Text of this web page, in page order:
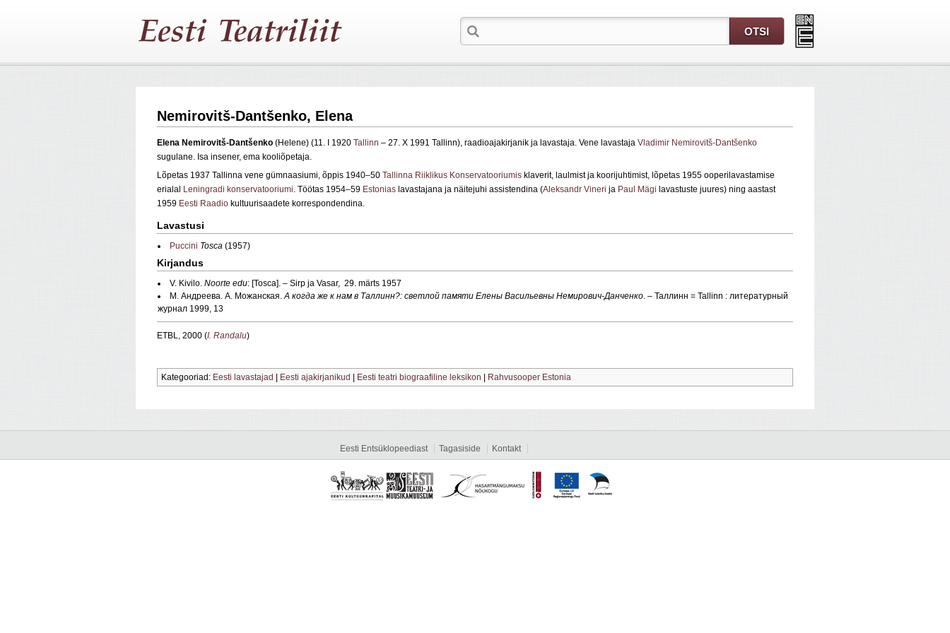
Nemirovitš-Dantšenko, Elena
Elena Nemirovitš‑Dantšenko (Helene) (11. I 1920 Tallinn – 27. X 1991 Tallinn), raadioajakirjanik ja lavastaja. Vene lavastaja Vladimir Nemirovitš-Dantšenko
sugulane. Isa insener, ema kooliõpetaja.
Lõpetas 1937 Tallinna vene gümnaasiumi, õppis 1940–50 Tallinna Riiklikus Konservatooriumis klaverit, laulmist ja koorijuhtimist, lõpetas 1955 ooperilavastamise
erialal Leningradi konservatooriumi. Töötas 1954–59 Estonias lavastajana ja näitejuhi assistendina (Aleksandr Vineri ja Paul Mägi lavastuste juures) ning aastast
1959 Eesti Raadio kultuurisaadete korrespondendina.
Lavastusi
Puccini Tosca (1957)
Kirjandus
V. Kivilo. Noorte edu: [Tosca]. – Sirp ja Vasar, 29. märts 1957
М. Андреева. А. Можанская.А когда же к нам в Таллинн?: светлой памяти Елены Васильевны Немирович-Данченко. – Таллинн = Tallinn : литературный
журнал 1999, 13
ETBL, 2000 (I. Randalu)
Kategooriad: Eesti lavastajad | Eesti ajakirjanikud | Eesti teatri biograafiline leksikon | Rahvusooper Estonia
Eesti Entsüklopeediast Tagasiside Kontakt